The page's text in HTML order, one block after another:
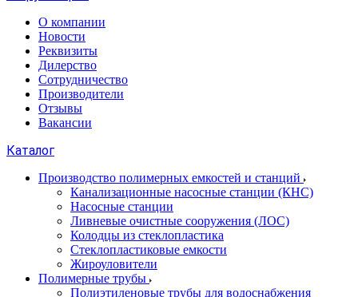
О компании
Новости
Реквизиты
Дилерство
Сотрудничество
Производители
Отзывы
Вакансии
Каталог
Производство полимерных емкостей и станций
Канализационные насосные станции (КНС)
Насосные станции
Ливневые очистные сооружения (ЛОС)
Колодцы из стеклопластика
Стеклопластиковые емкости
Жироуловители
Полимерные трубы
Полиэтиленовые трубы для водоснабжения